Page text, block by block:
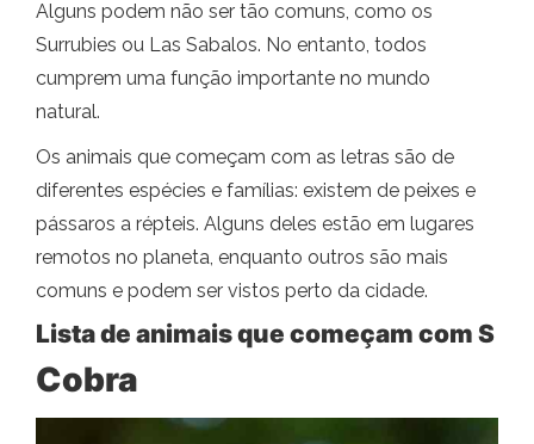
Alguns podem não ser tão comuns, como os
Surrubies ou Las Sabalos. No entanto, todos
cumprem uma função importante no mundo
natural.
Os animais que começam com as letras são de
diferentes espécies e famílias: existem de peixes e
pássaros a répteis. Alguns deles estão em lugares
remotos no planeta, enquanto outros são mais
comuns e podem ser vistos perto da cidade.
Lista de animais que começam com S
Cobra